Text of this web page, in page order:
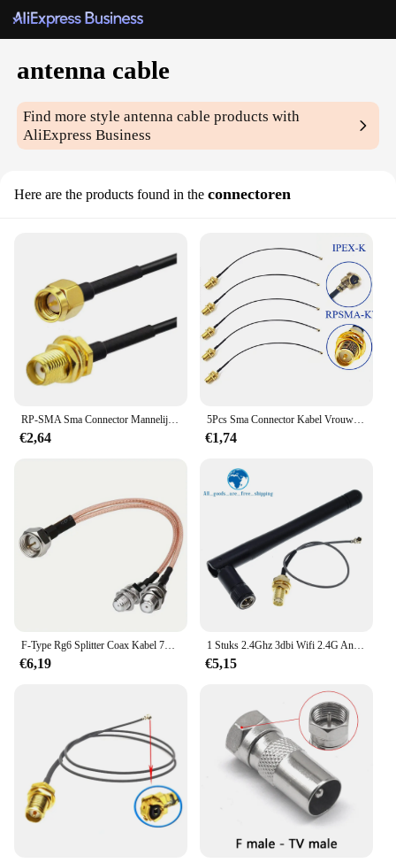
antenna cable
Find more styleantenna cable products with
AliExpress Business
Here are the products found in the connectoren
RP-SMA Sma Connector Mannelijke Naar Vrouwelijke Verlengkabel Koperen Feeder Draad Voor Coax Coaxiale Wifi Netwerkkaart Rg174 Router Antenne
€2,64
5Pcs Sma Connector Kabel Vrouwelijke Ufl/U. Fl/Ipx/Ipex Ufl Naar Sma Vrouwelijke RG1.13 Antenne Rf Kabel Assemblage RP-SMA-K
€1,74
F-Type Rg6 Splitter Coax Kabel 75ohm Tv Antenne 3 Weg Splitter Combiner Rfadapter F Mannelijke Naar F Dubbele Vrouwelijke Rg316 Coaxiale Kabel
€6,19
1 Stuks 2.4Ghz 3dbi Wifi 2.4G Antenne Antenne Antenne RP-SMA Mannelijke Draadloze Router + 17Cm Pci U. Fl Ipx Naar Rp Sma Mannelijke Pigtail Kabel Connector
€5,15